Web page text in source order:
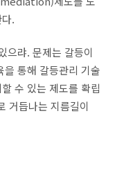
.
으랴. 문제는 갈등이
을 통해 갈등관리 기술
수 있는 제도를 확립
거듭나는 지름길이